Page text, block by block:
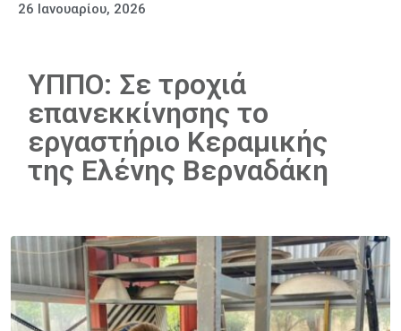
26 Ιανουαρίου, 2026
ΥΠΠΟ: Σε τροχιά
επανεκκίνησης το
εργαστήριο Κεραμικής
της Ελένης Βερναδάκη